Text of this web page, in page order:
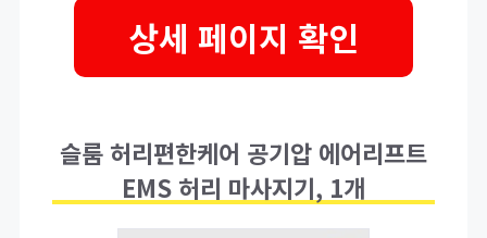
상세 페이지 확인
슬룸 허리편한케어 공기압 에어리프트
EMS 허리 마사지기, 1개